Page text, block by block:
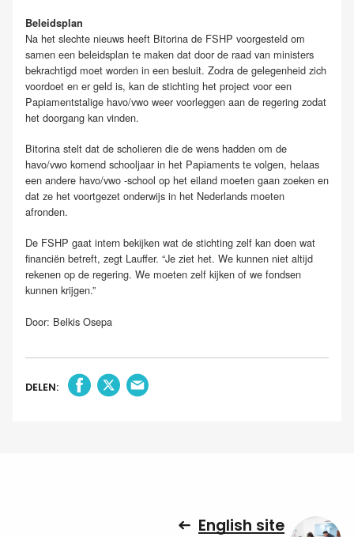
Beleidsplan
Na het slechte nieuws heeft Bitorina de FSHP voorgesteld om
samen een beleidsplan te maken dat door de raad van ministers
bekrachtigd moet worden in een besluit. Zodra de gelegenheid zich
voordoet en er geld is, kan de stichting het project voor een
Papiamentstalige havo/vwo weer voorleggen aan de regering zodat
het doorgang kan vinden.
Bitorina stelt dat de scholieren die de wens hadden om de
havo/vwo komend schooljaar in het Papiaments te volgen, helaas
een andere havo/vwo -school op het eiland moeten gaan zoeken en
dat ze het voortgezet onderwijs in het Nederlands moeten
afronden.
De FSHP gaat intern bekijken wat de stichting zelf kan doen wat
financiën betreft, zegt Lauffer. “Je ziet het. We kunnen niet altijd
rekenen op de regering. We moeten zelf kijken of we fondsen
kunnen krijgen.”
Door: Belkis Osepa
DELEN:
English site